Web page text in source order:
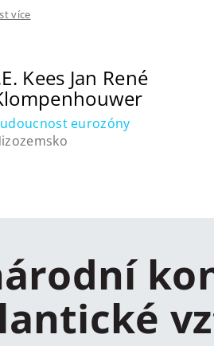
více
Kees Jan René
eurozóny